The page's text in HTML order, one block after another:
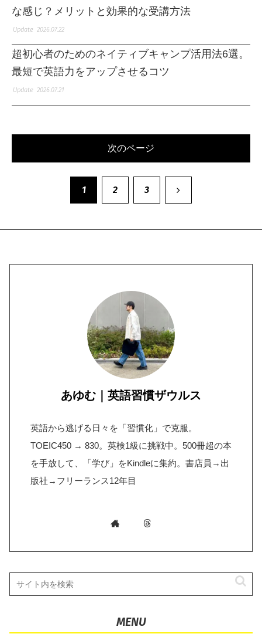
な感じ？メリットと効果的な受講方法
2026.07.22
超初心者のためのネイティブキャンプ活用法6選。
最短で英語力をアップさせるコツ
2026.07.21
次のページ
1 2 3 次
あゆむ｜英語習慣ザウルス
英語から逃げる日々を「習慣化」で克服。
TOEIC450 → 830。英検1級に挑戦中。500冊超の本
を手放して、「学び」をKindleに集約。書店員→出
版社→フリーランス12年目
MENU